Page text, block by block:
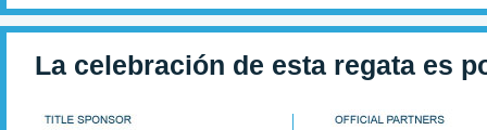
La celebración de esta regata es